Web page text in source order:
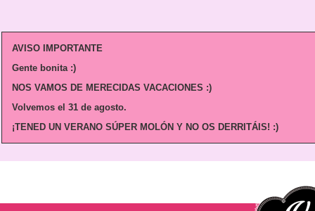
AVISO IMPORTANTE
Gente bonita :)
NOS VAMOS DE MERECIDAS VACACIONES :)
Volvemos el 31 de agosto.
¡TENED UN VERANO SÚPER MOLÓN Y NO OS DERRITÁIS! :)